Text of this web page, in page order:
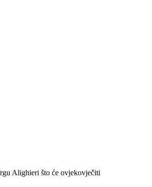
Alighieri što će ovjekovječiti